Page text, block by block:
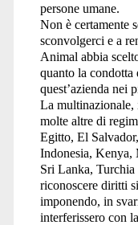
persone umane.
Non è certamente
sconvolgerci e a
Animal abbia
quanto la condotta
quest’azienda nei
La multinazionale,
molte altre di
Egitto, El
Indonesia, Kenya,
Sri Lanka, Turchia
riconoscere diritti
imponendo, in
interferissero con